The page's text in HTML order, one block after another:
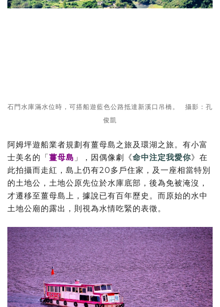
石門水庫滿水位時，可搭船遊藍色公路抵達新溪口吊橋。 攝影：孔
俊凱
阿姆坪遊船業者規劃有薑母島之旅及環湖之旅。有小富
士美名的「薑母島 」，因偶像劇《命中注定我愛你》在
此拍攝而走紅，島上仍有20多戶住家，及一座相當特別
的土地公，土地公原先位於水庫底部，後為免被淹沒，
才遷移至薑母島上，據說已有百年歷史。而原始的水中
土地公廟的露出，則視為水情吃緊的表徵。